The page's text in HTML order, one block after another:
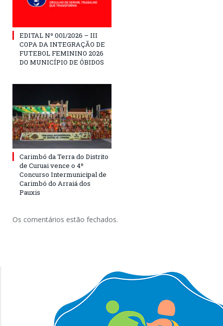
EDITAL Nº 001/2026 – III
COPA DA INTEGRAÇÃO DE
FUTEBOL FEMININO 2026
DO MUNICÍPIO DE ÓBIDOS
Carimbó da Terra do Distrito
de Curuai vence o 4º
Concurso Intermunicipal de
Carimbó do Arraiá dos
Pauxis
Os comentários estão fechados.